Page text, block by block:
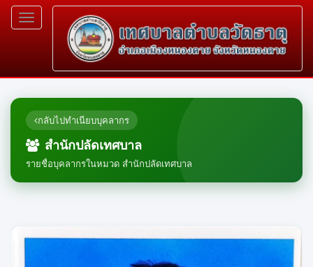
Toggle
navigation
กลับไปทำเนียบบุคลากร
สำนักปลัดเทศบาล
รายชื่อบุคลากรในหมวด สำนักปลัดเทศบาล